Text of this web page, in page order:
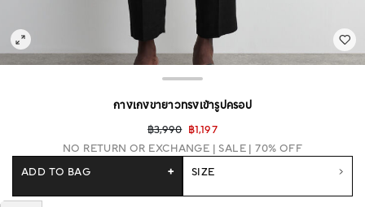
กางเกงขายาวทรงเข้ารูปครอป
฿3,990 ฿1,197
NO RETURN OR EXCHANGE SALE | 70% OFF
SIZE
ADD TO BAG +